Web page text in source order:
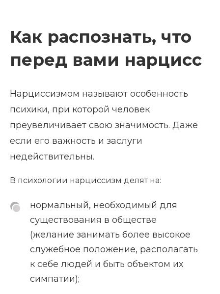
Как распознать, что
перед вами нарцисс
Нарциссизмом называют особенность
психики, при которой человек
преувеличивает свою значимость. Даже
если его важность и заслуги
недействительны.
В психологии нарциссизм делят на:
нормальный, необходимый для
существования в обществе
(желание занимать более высокое
служебное положение, располагать
к себе людей и быть объектом их
симпатии);